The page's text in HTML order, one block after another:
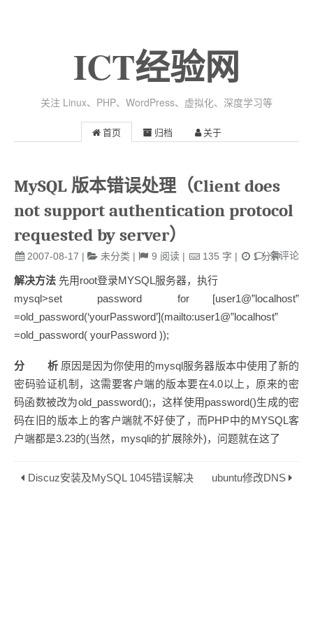
ICT经验网
关注 Linux、PHP、WordPress、虚拟化、深度学习等
首页 归档 关于
MySQL 版本错误处理（Client does
not support authentication protocol
requested by server）
2007-08-17 | 未分类 | 9 阅读| 135 字 | 1分钟
条评论
解决方法 先用root登录MYSQL服务器，执行
mysql>set password for [user1@”localhost”
=old_password(‘yourPassword’](mailto:user1@”localhost”
=old_password( yourPassword ));
分 析原因是因为你使用的mysql服务器版本中使用了新的
密码验证机制，这需要客户端的版本要在4.0以上，原来的密
码函数被改为old_password();，这样使用password()生成的密
码在旧的版本上的客户端就不好使了，而PHP中的MYSQL客
户端都是3.23的(当然，mysqli的扩展除外)，问题就在这了
Discuz安装及MySQL 1045错误解决 ubuntu修改DNS